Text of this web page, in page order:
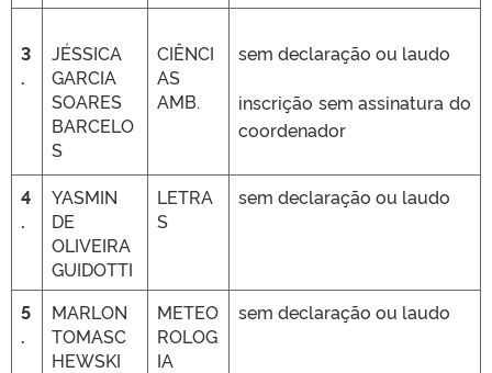
3
.
JÉSSICA
GARCIA
SOARES
BARCELO
S
CIÊNCI
AS
AMB.
sem declaração ou laudo
inscrição sem assinatura do
coordenador
4
.
YASMIN
DE
OLIVEIRA
GUIDOTTI
LETRA
S
sem declaração ou laudo
5
.
MARLON
TOMASC
HEWSKI
METEO
ROLOG
IA
sem declaração ou laudo